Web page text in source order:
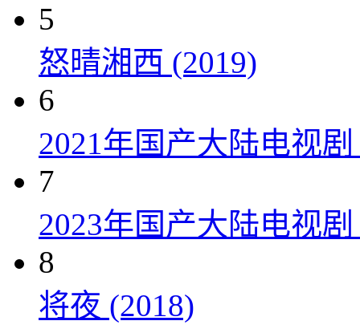
5
怒晴湘西 (2019)
6
2021年国产大陆电视
7
2023年国产大陆电视
8
将夜 (2018)